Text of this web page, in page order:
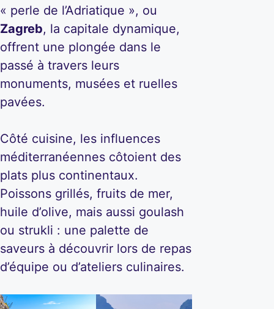
« perle de l’Adriatique », ou
Zagreb, la capitale dynamique,
offrent une plongée dans le
passé à travers leurs
monuments, musées et ruelles
pavées.
Côté cuisine, les influences
méditerranéennes côtoient des
plats plus continentaux.
Poissons grillés, fruits de mer,
huile d’olive, mais aussi goulash
ou strukli : une palette de
saveurs à découvrir lors de repas
d’équipe ou d’ateliers culinaires.